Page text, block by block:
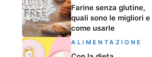
Farine senza glutine,
quali sono le migliori e
come usarle
ALIMENTAZIONE